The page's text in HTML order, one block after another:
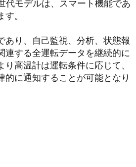
代モデルは、スマート機能であ
。
あり、自己監視、分析、状態報
連する全運転データを継続的に
高温計は運転条件に応じて、
に通知することが可能となり